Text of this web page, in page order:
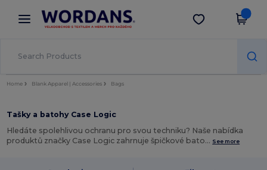
× Aplikace Wordans
Lepší ceny v aplikaci!
Stáhnout app
Home Blank Apparel | Accessories Bags
Tašky a batohy Case Logic
Hledáte spolehlivou ochranu pro svou techniku? Naše nabídka
produktů značky Case Logic zahrnuje špičkové bato… See more